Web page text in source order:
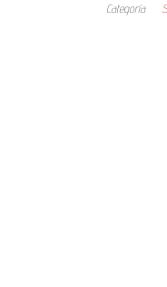
Categoría